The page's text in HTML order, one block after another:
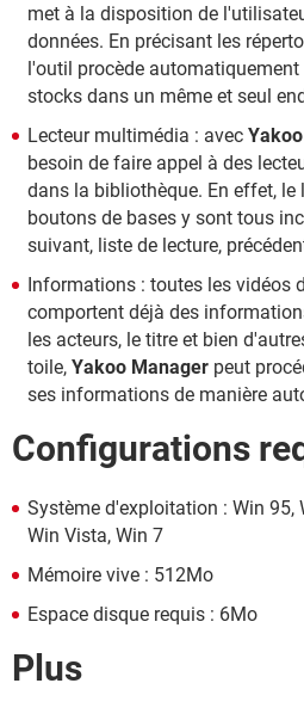
met à la disposition de
données. En précisant les
l'outil procède
stocks dans un même et seul
Lecteur multimédia : avec
besoin de faire appel à des
dans la bibliothèque. En effet, le
boutons de bases y sont tous
suivant, liste de lecture,
Informations : toutes les vidéos
comportent déjà des
les acteurs, le titre et bien
toile, Yakoo Manager peut
ses informations de manière
Configurations
Système d'exploitation : Win 95,
Win Vista, Win 7
Mémoire vive : 512Mo
Espace disque requis : 6Mo
Plus